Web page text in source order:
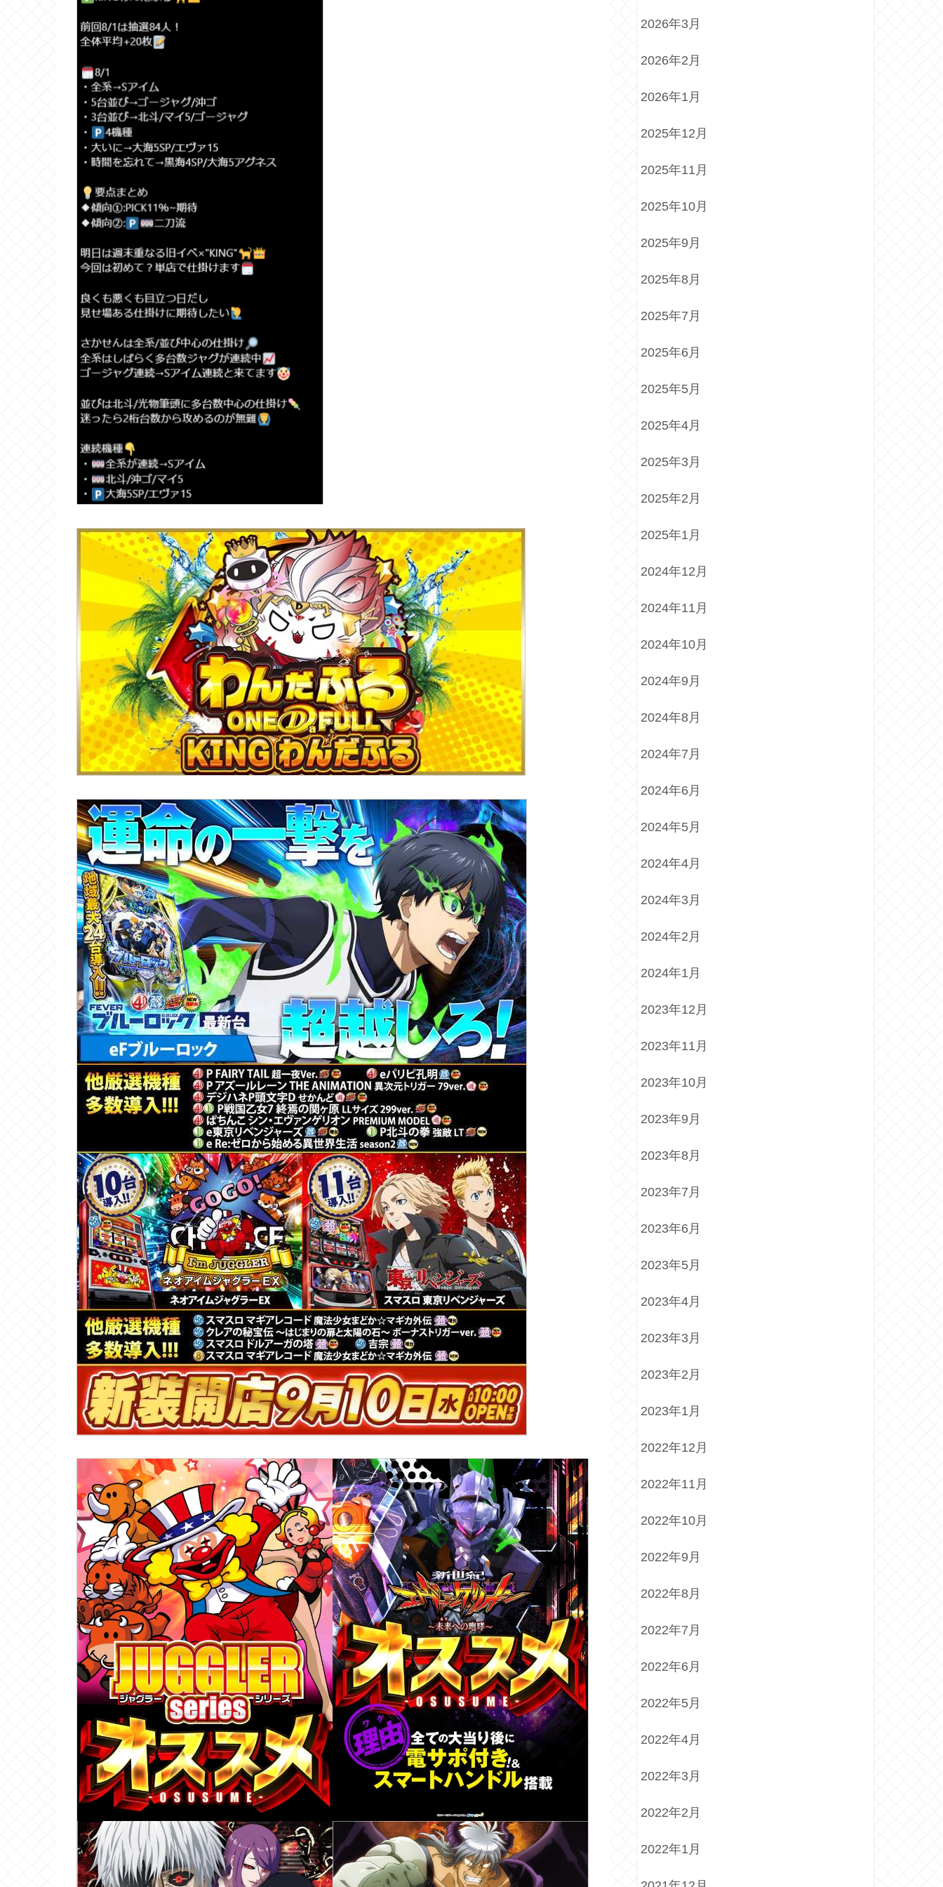
2026年3月
2026年2月
2026年1月
2025年12月
2025年11月
2025年10月
2025年9月
2025年8月
2025年7月
2025年6月
2025年5月
2025年4月
2025年3月
2025年2月
2025年1月
2024年12月
2024年11月
2024年10月
2024年9月
2024年8月
2024年7月
2024年6月
2024年5月
2024年4月
2024年3月
2024年2月
2024年1月
2023年12月
2023年11月
2023年10月
2023年9月
2023年8月
2023年7月
2023年6月
2023年5月
2023年4月
2023年3月
2023年2月
2023年1月
2022年12月
2022年11月
2022年10月
2022年9月
2022年8月
2022年7月
2022年6月
2022年5月
2022年4月
2022年3月
2022年2月
2022年1月